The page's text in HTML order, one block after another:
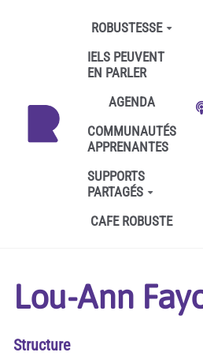
Aller au contenu principal
ROBUSTESSE
IELS PEUVENT
EN PARLER
AGENDA
COMMUNAUTÉS
APPRENANTES
SUPPORTS
PARTAGÉS
CAFE ROBUSTE
Lou-Ann
Structure